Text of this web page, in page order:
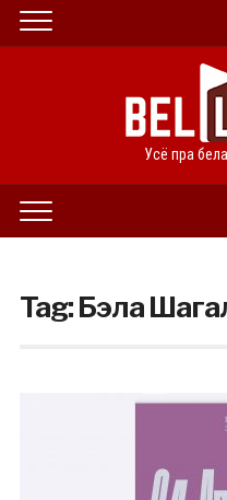
Усё пра
Tag:Бэла